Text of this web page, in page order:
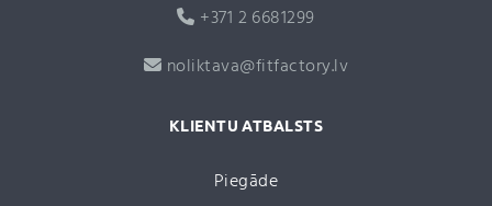
+371 2 6681299
noliktava@fitfactory.lv
KLIENTU ATBALSTS
Piegāde